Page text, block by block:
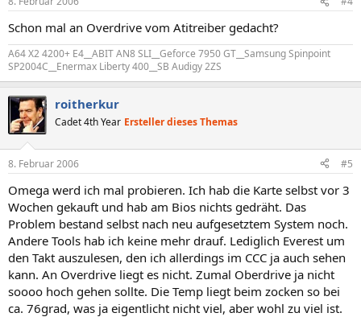
Schon mal an Overdrive vom Atitreiber gedacht?
A64 X2 4200+ E4__ABIT AN8 SLI__Geforce 7950 GT__Samsung Spinpoint
SP2004C__Enermax Liberty 400__SB Audigy 2ZS
roitherkur
Cadet 4th Year Ersteller dieses Themas
8. Februar 2006 #5
Omega werd ich mal probieren. Ich hab die Karte selbst vor 3
Wochen gekauft und hab am Bios nichts gedräht. Das
Problem bestand selbst nach neu aufgesetztem System noch.
Andere Tools hab ich keine mehr drauf. Lediglich Everest um
den Takt auszulesen, den ich allerdings im CCC ja auch sehen
kann. An Overdrive liegt es nicht. Zumal Oberdrive ja nicht
soooo hoch gehen sollte. Die Temp liegt beim zocken so bei
ca. 76grad, was ja eigentlicht nicht viel, aber wohl zu viel ist.